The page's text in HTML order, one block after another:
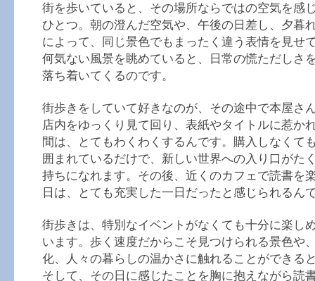
街を歩いていると、その場所ならではの空気を感
ひとつ。朝の澄んだ空気や、午後の日差し、夕暮
によって、同じ景色でもまったく違う表情を見せ
何気ない風景を眺めていると、日常の慌ただしさ
落ち着いてくるのです。
街歩きをしていて好きなのが、その途中で本屋さ
店内をゆっくり見て回り、表紙やタイトルに惹か
間は、とてもわくわくするんです。購入しなくて
囲まれているだけで、新しい世界への入り口がた
持ちになれます。その後、近くのカフェで読書を
日は、とても充実した一日だったと感じられるん
街歩きは、特別なイベントがなくても十分に楽し
います。歩く速度だからこそ見つけられる景色や
化、人々の暮らしの温かさに触れることができる
そして、その日に感じたことを胸に抱えながら読